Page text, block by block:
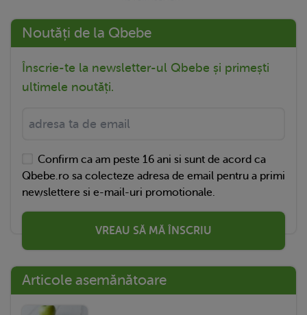
Noutăți de la Qbebe
Înscrie-te la newsletter-ul Qbebe și primești
ultimele noutăți.
Confirm ca am peste 16 ani si sunt de acord ca
Qbebe.ro sa colecteze adresa de email pentru a primi
newslettere si e-mail-uri promotionale.
VREAU SĂ MĂ ÎNSCRIU
Articole asemănătoare